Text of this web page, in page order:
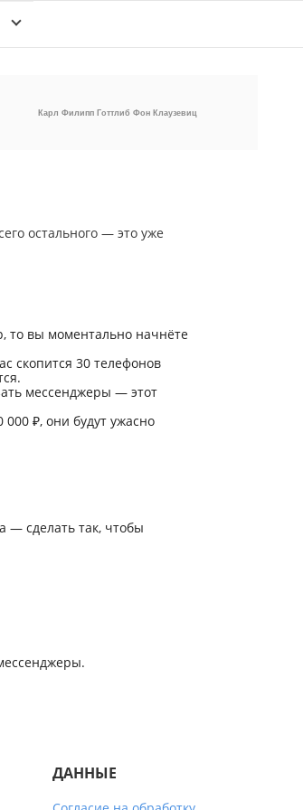
Карл Филипп Готтлиб Фон Клаузевиц
остального — это уже
то вы моментально начнёте
скопится 30 телефонов
мессенджеры — этот
₽, они будут ужасно
— сделать так, чтобы
ДАННЫЕ